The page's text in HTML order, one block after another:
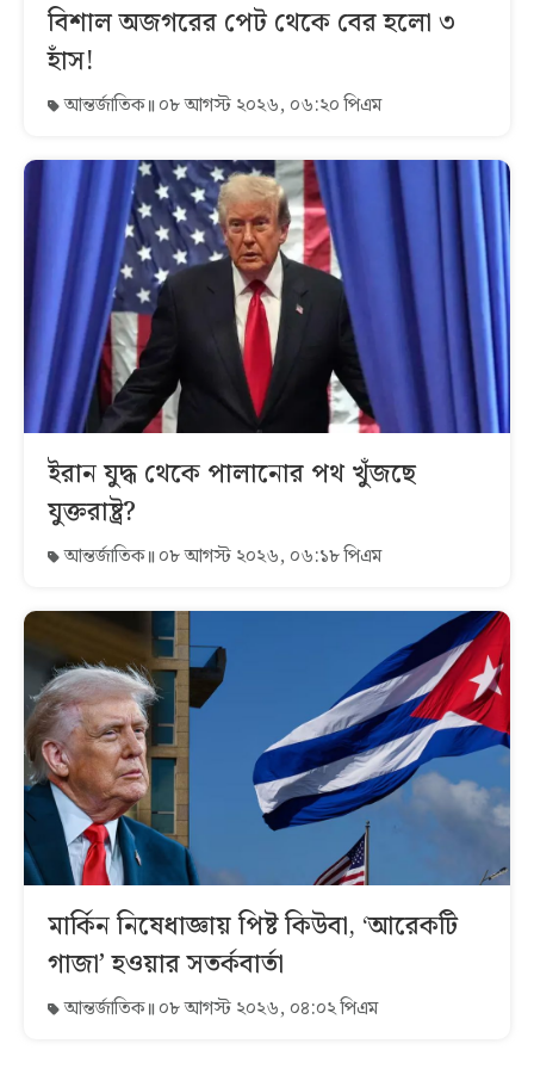
বিশাল অজগরের পেট থেকে বের হলো ৩
হাঁস!
আন্তর্জাতিক ০৮ আগস্ট ২০২৬, ০৬:২০ পিএম
ইরান যুদ্ধ থেকে পালানোর পথ খুঁজছে
যুক্তরাষ্ট্র?
আন্তর্জাতিক ০৮ আগস্ট ২০২৬, ০৬:১৮ পিএম
মার্কিন নিষেধাজ্ঞায় পিষ্ট কিউবা, ‘আরেকটি
গাজা’ হওয়ার সতর্কবার্তা
আন্তর্জাতিক ০৮ আগস্ট ২০২৬, ০৪:০২ পিএম